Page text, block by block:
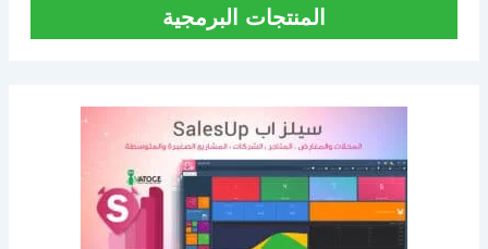
المنتجات البرمجية